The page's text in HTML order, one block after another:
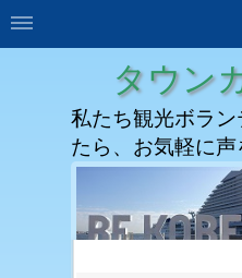
タウン
私たち観光ボラ
たら、お気軽に声